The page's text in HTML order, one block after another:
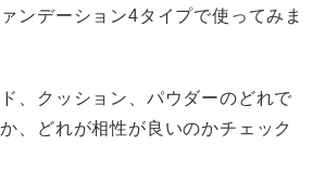
ンデーション4タイプで使ってみま
、クッション、パウダーのどれで
、どれが相性が良いのかチェック